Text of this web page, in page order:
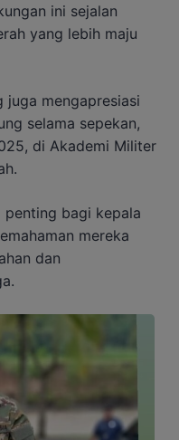
ini sejalan
yang lebih maju
juga mengapresiasi
selama sepekan,
di Akademi Militer
penting bagi kepala
mereka
dan